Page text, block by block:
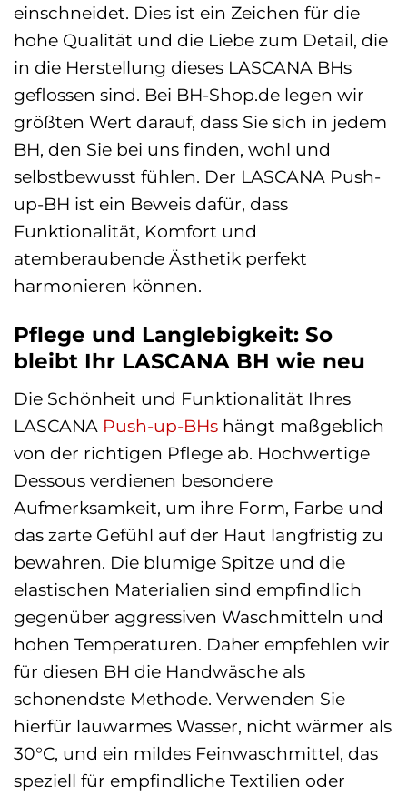
einschneidet. Dies ist ein Zeichen für die
hohe Qualität und die Liebe zum Detail, die
in die Herstellung dieses LASCANA BHs
geflossen sind. Bei BH-Shop.de legen wir
größten Wert darauf, dass Sie sich in jedem
BH, den Sie bei uns finden, wohl und
selbstbewusst fühlen. Der LASCANA Push-
up-BH ist ein Beweis dafür, dass
Funktionalität, Komfort und
atemberaubende Ästhetik perfekt
harmonieren können.
Pflege und Langlebigkeit: So
bleibt Ihr LASCANA BH wie neu
Die Schönheit und Funktionalität Ihres
LASCANA Push-up-BHs hängt maßgeblich
von der richtigen Pflege ab. Hochwertige
Dessous verdienen besondere
Aufmerksamkeit, um ihre Form, Farbe und
das zarte Gefühl auf der Haut langfristig zu
bewahren. Die blumige Spitze und die
elastischen Materialien sind empfindlich
gegenüber aggressiven Waschmitteln und
hohen Temperaturen. Daher empfehlen wir
für diesen BH die Handwäsche als
schonendste Methode. Verwenden Sie
hierfür lauwarmes Wasser, nicht wärmer als
30°C, und ein mildes Feinwaschmittel, das
speziell für empfindliche Textilien oder